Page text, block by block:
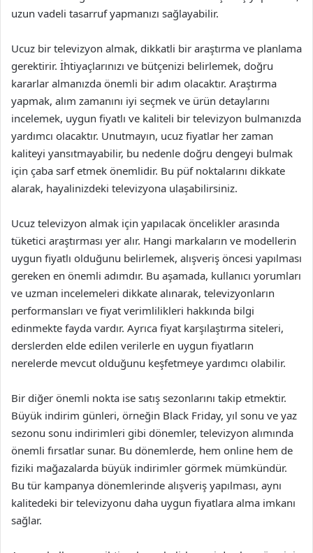
uzun vadeli tasarruf yapmanızı sağlayabilir.
Ucuz bir televizyon almak, dikkatli bir araştırma ve planlama
gerektirir. İhtiyaçlarınızı ve bütçenizi belirlemek, doğru
kararlar almanızda önemli bir adım olacaktır. Araştırma
yapmak, alım zamanını iyi seçmek ve ürün detaylarını
incelemek, uygun fiyatlı ve kaliteli bir televizyon bulmanızda
yardımcı olacaktır. Unutmayın, ucuz fiyatlar her zaman
kaliteyi yansıtmayabilir, bu nedenle doğru dengeyi bulmak
için çaba sarf etmek önemlidir. Bu püf noktalarını dikkate
alarak, hayalinizdeki televizyona ulaşabilirsiniz.
Ucuz televizyon almak için yapılacak öncelikler arasında
tüketici araştırması yer alır. Hangi markaların ve modellerin
uygun fiyatlı olduğunu belirlemek, alışveriş öncesi yapılması
gereken en önemli adımdır. Bu aşamada, kullanıcı yorumları
ve uzman incelemeleri dikkate alınarak, televizyonların
performansları ve fiyat verimlilikleri hakkında bilgi
edinmekte fayda vardır. Ayrıca fiyat karşılaştırma siteleri,
derslerden elde edilen verilerle en uygun fiyatların
nerelerde mevcut olduğunu keşfetmeye yardımcı olabilir.
Bir diğer önemli nokta ise satış sezonlarını takip etmektir.
Büyük indirim günleri, örneğin Black Friday, yıl sonu ve yaz
sezonu sonu indirimleri gibi dönemler, televizyon alımında
önemli fırsatlar sunar. Bu dönemlerde, hem online hem de
fiziki mağazalarda büyük indirimler görmek mümkündür.
Bu tür kampanya dönemlerinde alışveriş yapılması, aynı
kalitedeki bir televizyonu daha uygun fiyatlara alma imkanı
sağlar.